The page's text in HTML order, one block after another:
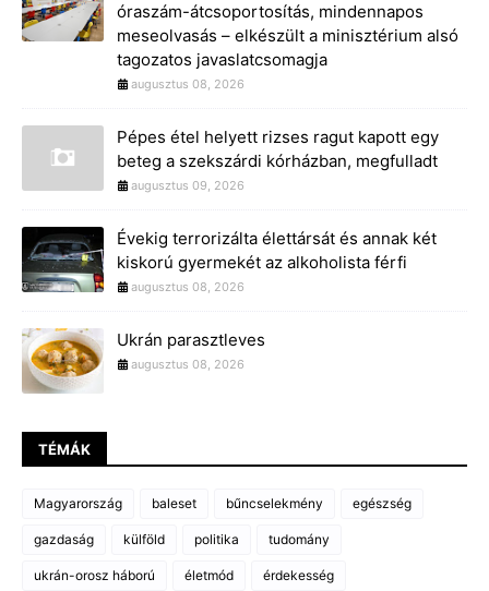
óraszám-átcsoportosítás, mindennapos
meseolvasás – elkészült a minisztérium alsó
tagozatos javaslatcsomagja
augusztus 08, 2026
Pépes étel helyett rizses ragut kapott egy
beteg a szekszárdi kórházban, megfulladt
augusztus 09, 2026
Évekig terrorizálta élettársát és annak két
kiskorú gyermekét az alkoholista férfi
augusztus 08, 2026
Ukrán parasztleves
augusztus 08, 2026
TÉMÁK
Magyarország baleset bűncselekmény egészség
gazdaság külföld politika tudomány
ukrán-orosz háború életmód érdekesség